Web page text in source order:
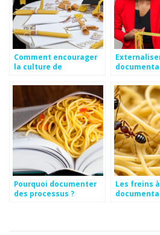
Comment encourager
la culture de
Pourquoi documenter
des processus ?
Les freins